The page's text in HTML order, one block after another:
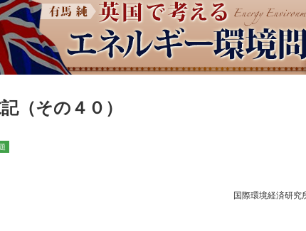
（その４０）
国際環境経済研究